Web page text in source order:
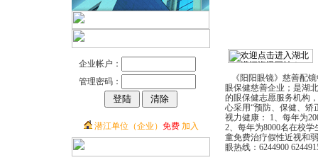
企业帐户：
管理密码：
潜江单位（企业） 免费加入
《阳阳眼镜》慈善配
眼保健慈善企业；是湖
的眼保健志愿服务机构
心采用“预防、保健、矫
视力健康： 1、每年为
2、每年为8000名在校
童免费治疗假性近视和
眼热线：6244900